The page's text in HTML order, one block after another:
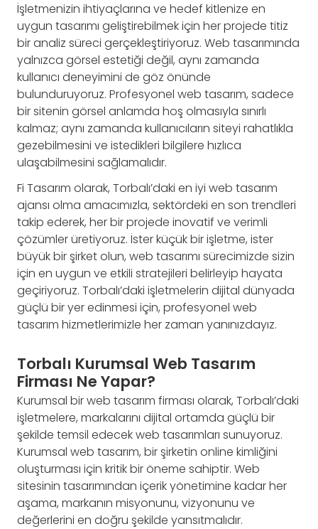
İşletmenizin ihtiyaçlarına ve hedef kitlenize en
uygun tasarımı geliştirebilmek için her projede titiz
bir analiz süreci gerçekleştiriyoruz. Web tasarımında
yalnızca görsel estetiği değil, aynı zamanda
kullanıcı deneyimini de göz önünde
bulunduruyoruz. Profesyonel web tasarım, sadece
bir sitenin görsel anlamda hoş olmasıyla sınırlı
kalmaz; aynı zamanda kullanıcıların siteyi rahatlıkla
gezebilmesini ve istedikleri bilgilere hızlıca
ulaşabilmesini sağlamalıdır.
Fi Tasarım olarak, Torbalı’daki en iyi web tasarım
ajansı olma amacımızla, sektördeki en son trendleri
takip ederek, her bir projede inovatif ve verimli
çözümler üretiyoruz. İster küçük bir işletme, ister
büyük bir şirket olun, web tasarımı sürecimizde sizin
için en uygun ve etkili stratejileri belirleyip hayata
geçiriyoruz. Torbalı’daki işletmelerin dijital dünyada
güçlü bir yer edinmesi için, profesyonel web
tasarım hizmetlerimizle her zaman yanınızdayız.
Torbalı Kurumsal Web Tasarım
Firması Ne Yapar?
Kurumsal bir web tasarım firması olarak, Torbalı’daki
işletmelere, markalarını dijital ortamda güçlü bir
şekilde temsil edecek web tasarımları sunuyoruz.
Kurumsal web tasarım, bir şirketin online kimliğini
oluşturması için kritik bir öneme sahiptir. Web
sitesinin tasarımından içerik yönetimine kadar her
aşama, markanın misyonunu, vizyonunu ve
değerlerini en doğru şekilde yansıtmalıdır.